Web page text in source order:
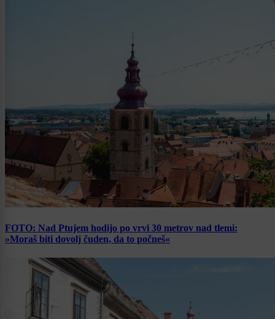
FOTO: Nad Ptujem hodijo po vrvi 30 metrov nad tlemi:
»Moraš biti dovolj čuden, da to počneš«